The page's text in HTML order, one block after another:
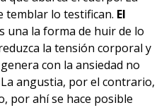
temblar lo testifican. El
una la forma de huir de lo
la tensión corporal y
con la ansiedad no
angustia, por el contrario,
por ahí se hace posible